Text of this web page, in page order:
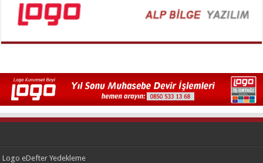
Logo eDefter Yedekleme